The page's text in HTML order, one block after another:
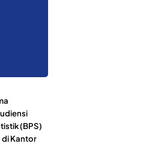
(BPS)
di Kantor